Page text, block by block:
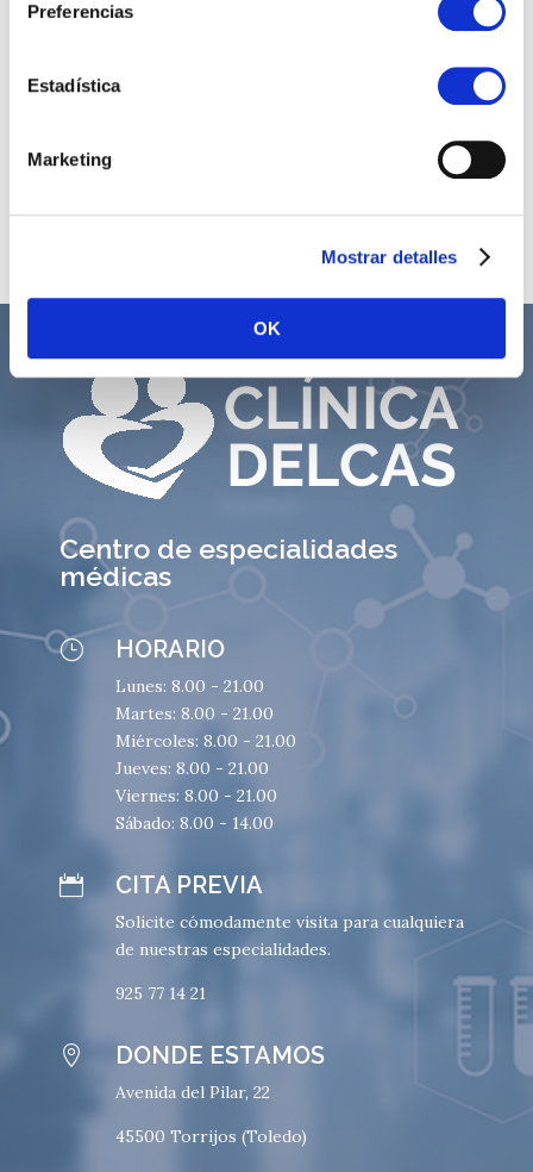
Preferencias
Estadística
Marketing
Mostrar detalles
OK
Suelo pelviano
es curar o mejorar la continencia urinaria,
sexualidad satisfactoria.
Centro de especialidades
médicas
} HORARIO
Lunes: 8.00 - 21.00
Martes: 8.00 - 21.00
Miércoles: 8.00 - 21.00
Jueves: 8.00 - 21.00
Viernes: 8.00 - 21.00
Sábado: 8.00 - 14.00
 CITA PREVIA
Solicite cómodamente visita para cualquiera
de nuestras especialidades.
925 77 14 21
 DONDE ESTAMOS
Avenida del Pilar, 22
45500 Torrijos (Toledo)